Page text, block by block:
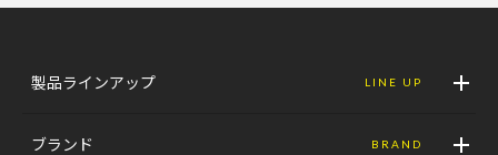
製品ラインアップ LINE UP
ブランド BRAND